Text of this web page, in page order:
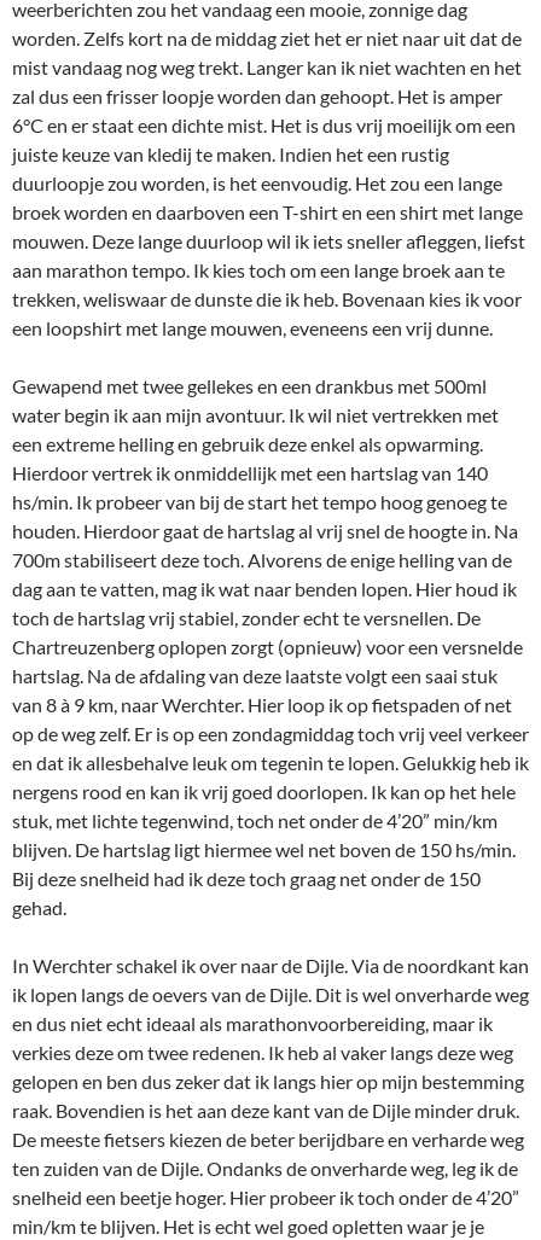
weerberichten zou het vandaag een mooie, zonnige dag
worden. Zelfs kort na de middag ziet het er niet naar uit dat de
mist vandaag nog weg trekt. Langer kan ik niet wachten en het
zal dus een frisser loopje worden dan gehoopt. Het is amper
6°C en er staat een dichte mist. Het is dus vrij moeilijk om een
juiste keuze van kledij te maken. Indien het een rustig
duurloopje zou worden, is het eenvoudig. Het zou een lange
broek worden en daarboven een T-shirt en een shirt met lange
mouwen. Deze lange duurloop wil ik iets sneller afleggen, liefst
aan marathon tempo. Ik kies toch om een lange broek aan te
trekken, weliswaar de dunste die ik heb. Bovenaan kies ik voor
een loopshirt met lange mouwen, eveneens een vrij dunne.
Gewapend met twee gellekes en een drankbus met 500ml
water begin ik aan mijn avontuur. Ik wil niet vertrekken met
een extreme helling en gebruik deze enkel als opwarming.
Hierdoor vertrek ik onmiddellijk met een hartslag van 140
hs/min. Ik probeer van bij de start het tempo hoog genoeg te
houden. Hierdoor gaat de hartslag al vrij snel de hoogte in. Na
700m stabiliseert deze toch. Alvorens de enige helling van de
dag aan te vatten, mag ik wat naar benden lopen. Hier houd ik
toch de hartslag vrij stabiel, zonder echt te versnellen. De
Chartreuzenberg oplopen zorgt (opnieuw) voor een versnelde
hartslag. Na de afdaling van deze laatste volgt een saai stuk
van 8 à 9 km, naar Werchter. Hier loop ik op fietspaden of net
op de weg zelf. Er is op een zondagmiddag toch vrij veel verkeer
en dat ik allesbehalve leuk om tegenin te lopen. Gelukkig heb ik
nergens rood en kan ik vrij goed doorlopen. Ik kan op het hele
stuk, met lichte tegenwind, toch net onder de 4’20” min/km
blijven. De hartslag ligt hiermee wel net boven de 150 hs/min.
Bij deze snelheid had ik deze toch graag net onder de 150
gehad.
In Werchter schakel ik over naar de Dijle. Via de noordkant kan
ik lopen langs de oevers van de Dijle. Dit is wel onverharde weg
en dus niet echt ideaal als marathonvoorbereiding, maar ik
verkies deze om twee redenen. Ik heb al vaker langs deze weg
gelopen en ben dus zeker dat ik langs hier op mijn bestemming
raak. Bovendien is het aan deze kant van de Dijle minder druk.
De meeste fietsers kiezen de beter berijdbare en verharde weg
ten zuiden van de Dijle. Ondanks de onverharde weg, leg ik de
snelheid een beetje hoger. Hier probeer ik toch onder de 4’20”
min/km te blijven. Het is echt wel goed opletten waar je je